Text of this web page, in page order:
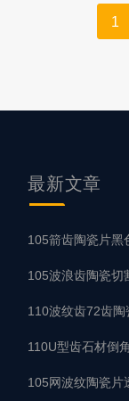
刚石是自然界硬度
材这类硬质建材来
1
最新文章
105箭齿陶瓷片黑
105波浪齿陶瓷切
110波纹齿72齿陶
110U型齿石材倒
105网波纹陶瓷片